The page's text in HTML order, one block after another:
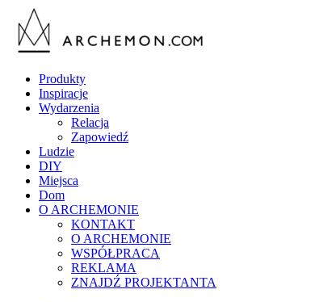
Produkty
Inspiracje
Wydarzenia
Relacja
Zapowiedź
Ludzie
DIY
Miejsca
Dom
O ARCHEMONIE
KONTAKT
O ARCHEMONIE
WSPÓŁPRACA
REKLAMA
ZNAJDŹ PROJEKTANTA